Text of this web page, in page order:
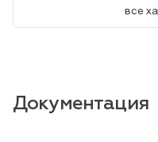
все
Документация